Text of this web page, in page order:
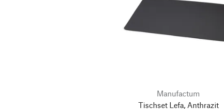
Manufactum
Tischset Lefa, Anthrazit